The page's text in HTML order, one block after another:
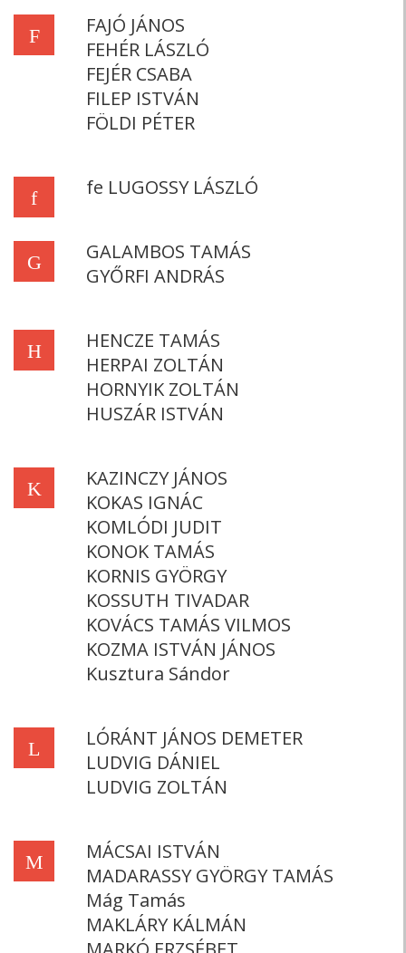
F
FAJÓ JÁNOS
FEHÉR LÁSZLÓ
FEJÉR CSABA
FILEP ISTVÁN
FÖLDI PÉTER
f fe LUGOSSY LÁSZLÓ
G
GALAMBOS TAMÁS
GYŐRFI ANDRÁS
H
HENCZE TAMÁS
HERPAI ZOLTÁN
HORNYIK ZOLTÁN
HUSZÁR ISTVÁN
K
KAZINCZY JÁNOS
KOKAS IGNÁC
KOMLÓDI JUDIT
KONOK TAMÁS
KORNIS GYÖRGY
KOSSUTH TIVADAR
KOVÁCS TAMÁS VILMOS
KOZMA ISTVÁN JÁNOS
Kusztura Sándor
L
LÓRÁNT JÁNOS DEMETER
LUDVIG DÁNIEL
LUDVIG ZOLTÁN
M
MÁCSAI ISTVÁN
MADARASSY GYÖRGY TAMÁS
Mág Tamás
MAKLÁRY KÁLMÁN